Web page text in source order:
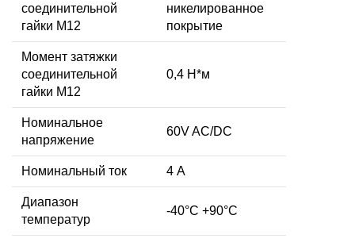
соединительной
гайки M12
никелированное
покрытие
Момент затяжки
соединительной
гайки M12
0,4 Н*м
Номинальное
напряжение
60V AC/DC
Номинальный ток 4 А
Диапазон
температур
-40°C +90°C